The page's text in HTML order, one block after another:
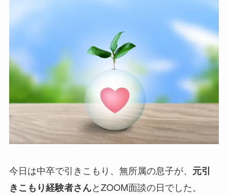
今日は中卒で引きこもり、無所属の息子が、 元引
きこもり経験者さんとZOOM面談の日でした。